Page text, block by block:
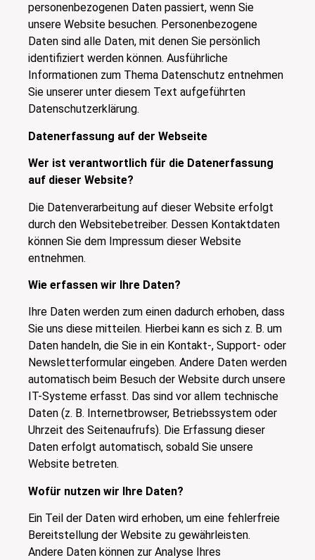
personenbezogenen Daten passiert, wenn Sie
unsere Website besuchen. Personenbezogene
Daten sind alle Daten, mit denen Sie persönlich
identifiziert werden können. Ausführliche
Informationen zum Thema Datenschutz entnehmen
Sie unserer unter diesem Text aufgeführten
Datenschutzerklärung.
Datenerfassung auf der Webseite
Wer ist verantwortlich für die Datenerfassung
auf dieser Website?
Die Datenverarbeitung auf dieser Website erfolgt
durch den Websitebetreiber. Dessen Kontaktdaten
können Sie dem Impressum dieser Website
entnehmen.
Wie erfassen wir Ihre Daten?
Ihre Daten werden zum einen dadurch erhoben, dass
Sie uns diese mitteilen. Hierbei kann es sich z. B. um
Daten handeln, die Sie in ein Kontakt-, Support- oder
Newsletterformular eingeben. Andere Daten werden
automatisch beim Besuch der Website durch unsere
IT-Systeme erfasst. Das sind vor allem technische
Daten (z. B. Internetbrowser, Betriebssystem oder
Uhrzeit des Seitenaufrufs). Die Erfassung dieser
Daten erfolgt automatisch, sobald Sie unsere
Website betreten.
Wofür nutzen wir Ihre Daten?
Ein Teil der Daten wird erhoben, um eine fehlerfreie
Bereitstellung der Website zu gewährleisten.
Andere Daten können zur Analyse Ihres